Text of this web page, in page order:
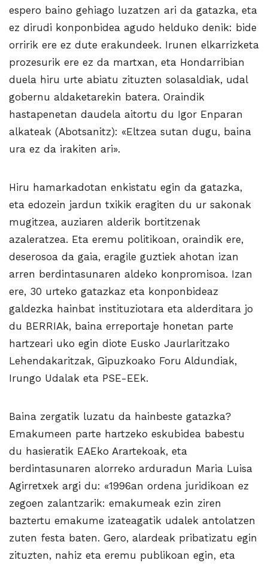
espero baino gehiago luzatzen ari da gatazka, eta
ez dirudi konponbidea agudo helduko denik: bide
orririk ere ez dute erakundeek. Irunen elkarrizketa
prozesurik ere ez da martxan, eta Hondarribian
duela hiru urte abiatu zituzten solasaldiak, udal
gobernu aldaketarekin batera. Oraindik
hastapenetan daudela aitortu du Igor Enparan
alkateak (Abotsanitz): «Eltzea sutan dugu, baina
ura ez da irakiten ari».
Hiru hamarkadotan enkistatu egin da gatazka,
eta edozein jardun txikik eragiten du ur sakonak
mugitzea, auziaren alderik bortitzenak
azaleratzea. Eta eremu politikoan, oraindik ere,
deserosoa da gaia, eragile guztiek ahotan izan
arren berdintasunaren aldeko konpromisoa. Izan
ere, 30 urteko gatazkaz eta konponbideaz
galdezka hainbat instituziotara eta alderditara jo
du BERRIAk, baina erreportaje honetan parte
hartzeari uko egin diote Eusko Jaurlaritzako
Lehendakaritzak, Gipuzkoako Foru Aldundiak,
Irungo Udalak eta PSE-EEk.
Baina zergatik luzatu da hainbeste gatazka?
Emakumeen parte hartzeko eskubidea babestu
du hasieratik EAEko Arartekoak, eta
berdintasunaren alorreko arduradun Maria Luisa
Agirretxek argi du: «1996an ordena juridikoan ez
zegoen zalantzarik: emakumeak ezin ziren
baztertu emakume izateagatik udalek antolatzen
zuten festa baten. Gero, alardeak pribatizatu egin
zituzten, nahiz eta eremu publikoan egin, eta